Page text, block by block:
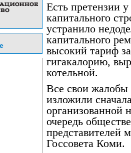
Есть претензии
капитального
устранило
капитального
высокий тариф
гигакалорию,
котельной.
Все свои жалобы
изложили
организованной
очередь
представителей
Госсовета Коми.